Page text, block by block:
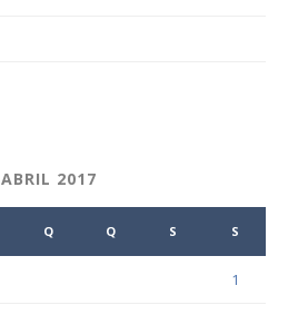
ABRIL 2017
Q Q S S
1